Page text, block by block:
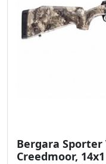
Bergara Sporter
Creedmoor,